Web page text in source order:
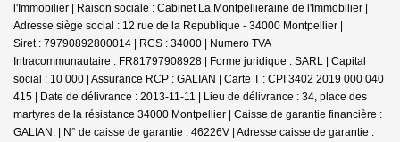
l'Immobilier | Raison sociale : Cabinet La Montpellieraine de l'Immobilier |
Adresse siège social : 12 rue de la Republique - 34000 Montpellier |
Siret : 79790892800014 | RCS : 34000 | Numero TVA
Intracommunautaire : FR81797908928 | Forme juridique : SARL | Capital
social : 10 000 | Assurance RCP : GALIAN | Carte T : CPI 3402 2019 000 040
415 | Date de délivrance : 2013-11-11 | Lieu de délivrance : 34, place des
martyres de la résistance 34000 Montpellier | Caisse de garantie financière :
GALIAN. | N° de caisse de garantie : 46226V | Adresse caisse de garantie :